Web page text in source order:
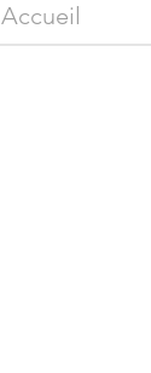
Accueil